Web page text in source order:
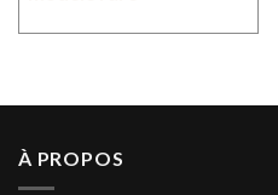
À PROPOS